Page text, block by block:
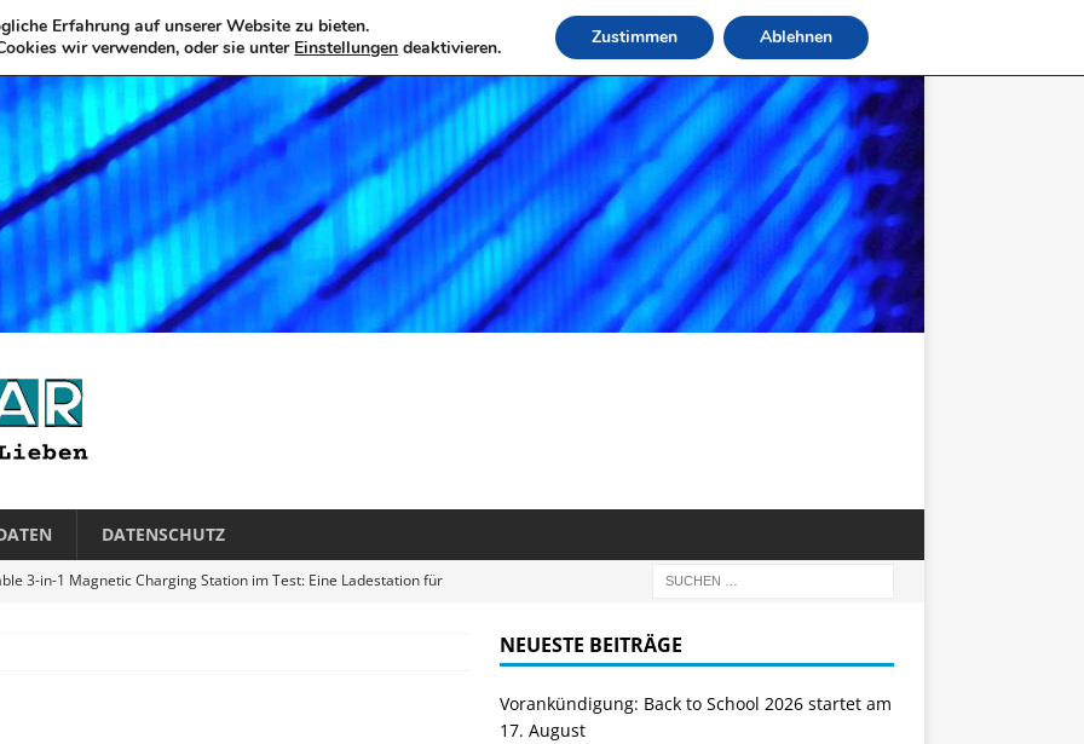
DATENSCHUTZ
3-in-1 Magnetic Charging Station im Test: Eine Ladestation für
NEUESTE BEITRÄGE
Vorankündigung: Back to School 2026 startet am
17. August
Erfahrung auf unserer Website zu bieten.
wir verwenden, oder sie unter Einstellungen deaktivieren. Zustimmen Ablehnen